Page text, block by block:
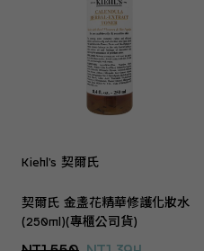
Kiehl’s 契爾氏
契爾氏 金盞花精華修護化妝水
(250ml)(專櫃公司貨)